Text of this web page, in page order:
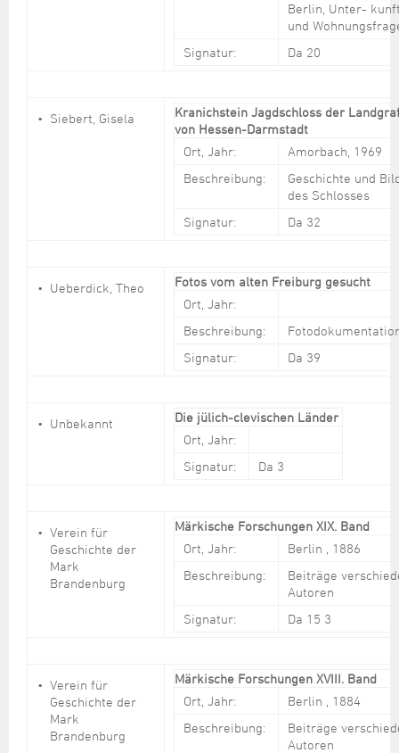
Berlin, Unter-
und
Signatur:
Da 20
Siebert, Gisela
Kranichstein Jagdschloss der
von Hessen-Darmstadt
Ort, Jahr:
Amorbach, 1969
Beschreibung:
Geschichte und
des Schlosses
Signatur:
Da 32
Ueberdick, Theo
Fotos vom alten Freiburg gesucht
Ort, Jahr:
Beschreibung:
Signatur:
Da 39
Unbekannt
Die jülich-clevischen Länder
Ort, Jahr:
Signatur:
Da 3
Verein für
Geschichte der
Mark
Brandenburg
Märkische Forschungen XIX. Band
Ort, Jahr:
Berlin , 1886
Beschreibung:
Beiträge
Autoren
Signatur:
Da 15 3
Verein für
Geschichte der
Mark
Brandenburg
Märkische Forschungen XVIII. Band
Ort, Jahr:
Berlin , 1884
Beschreibung:
Beiträge
Autoren